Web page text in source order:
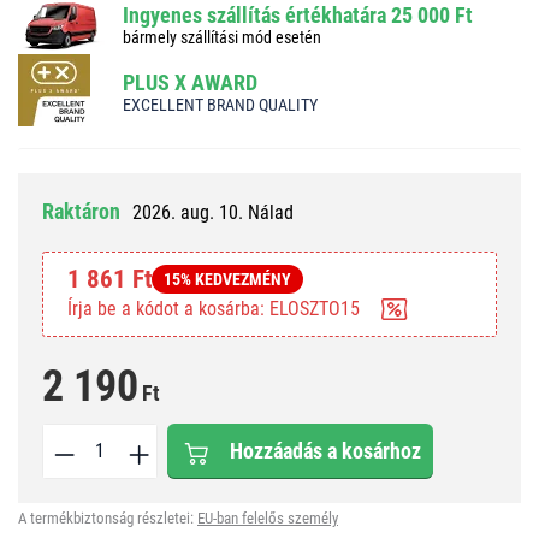
Ingyenes szállítás értékhatára 25 000 Ft
bármely szállítási mód esetén
PLUS X AWARD
EXCELLENT BRAND QUALITY
Raktáron 2026. aug. 10. Nálad
1 861 Ft 15% KEDVEZMÉNY
Írja be a kódot a kosárba: ELOSZTO15
2 190 Ft
Hozzáadás a kosárhoz
A termékbiztonság részletei: EU-ban felelős személy